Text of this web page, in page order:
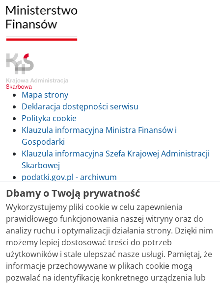
Mapa strony
Deklaracja dostępności serwisu
Polityka cookie
Klauzula informacyjna Ministra Finansów i
Gospodarki
Klauzula informacyjna Szefa Krajowej Administracji
Skarbowej
podatki.gov.pl - archiwum
Skontaktuj się z nami
Treści zamieszczone w serwisie udostępniamy
bezpłatnie. Korzystanie z treści opublikowanych w
serwisie podatki.gov.pl, niezależnie od celu i sposobu
Dbamy o Twoją prywatność
Wykorzystujemy pliki cookie w celu zapewnienia
prawidłowego funkcjonowania naszej witryny oraz do
analizy ruchu i optymalizacji działania strony. Dzięki nim
możemy lepiej dostosować treści do potrzeb
użytkowników i stale ulepszać nasze usługi. Pamiętaj, że
informacje przechowywane w plikach cookie mogą
pozwalać na identyfikację konkretnego urządzenia lub